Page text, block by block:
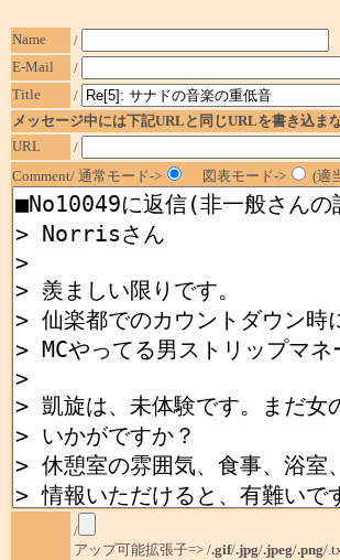
Name
/
E-Mail
/
Title
/
メッセージ中には下記URLと同じURLを書き込ま
URL
/
Comment/ 通常モード->
図表モード-> (適
/
アップ可能拡張子=> /.gif/.jpg/.jpeg/.png/